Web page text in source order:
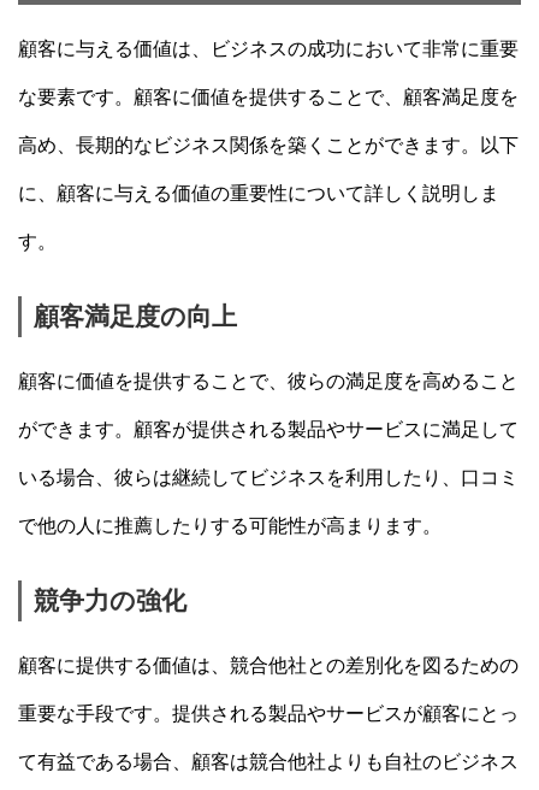
顧客に与える価値は、ビジネスの成功において非常に重要
な要素です。顧客に価値を提供することで、顧客満足度を
高め、長期的なビジネス関係を築くことができます。以下
に、顧客に与える価値の重要性について詳しく説明しま
す。
顧客満足度の向上
顧客に価値を提供することで、彼らの満足度を高めること
ができます。顧客が提供される製品やサービスに満足して
いる場合、彼らは継続してビジネスを利用したり、口コミ
で他の人に推薦したりする可能性が高まります。
競争力の強化
顧客に提供する価値は、競合他社との差別化を図るための
重要な手段です。提供される製品やサービスが顧客にとっ
て有益である場合、顧客は競合他社よりも自社のビジネス